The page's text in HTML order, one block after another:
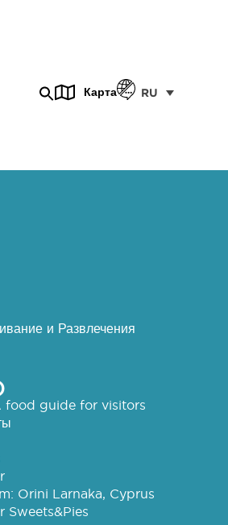
Карта RU
и Развлечения
food guide for visitors
Orini Larnaka, Cyprus
Sweets&Pies